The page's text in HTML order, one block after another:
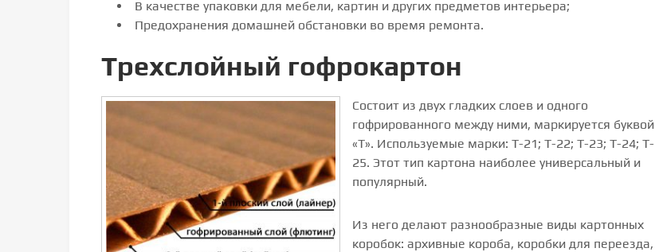
В качестве упаковки для мебели, картин и других предметов интерьера;
Предохранения домашней обстановки во время ремонта.
Трехслойный гофрокартон
Состоит из двух гладких слоев и одного
гофрированного между ними, маркируется буквой
«Т». Используемые марки: T-21; Т-22; T-23; Т-24; T-
25. Этот тип картона наиболее универсальный и
популярный.
Из него делают разнообразные виды картонных
коробок: архивные короба, коробки для переезда,